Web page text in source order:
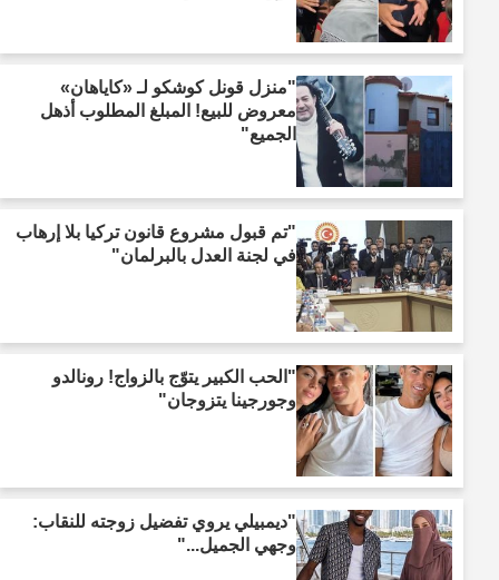
"منزل قونل كوشكو لـ «كاياهان»
معروض للبيع! المبلغ المطلوب أذهل
الجميع"
"تم قبول مشروع قانون تركيا بلا إرهاب
في لجنة العدل بالبرلمان"
"الحب الكبير يتوّج بالزواج! رونالدو
وجورجينا يتزوجان"
"ديمبيلي يروي تفضيل زوجته للنقاب:
وجهي الجميل..."